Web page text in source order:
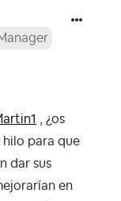
, ¿os
hilo para que
dar sus
en